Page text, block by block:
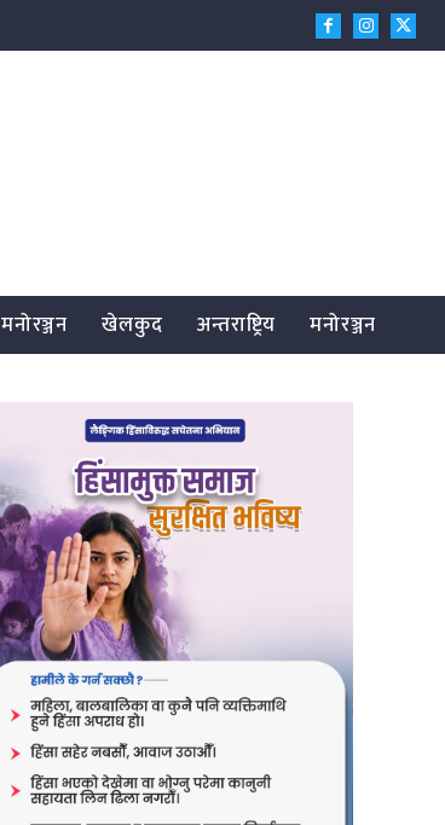
मनोरञ्जन खेलकुद अन्तराष्ट्रिय मनोरञ्जन